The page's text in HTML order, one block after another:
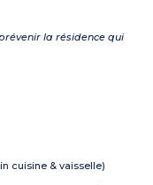
la résidence qui
cuisine & vaisselle)